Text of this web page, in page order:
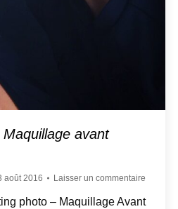
avant
août 2016 Laisser un commentaire
photo – Maquillage Avant